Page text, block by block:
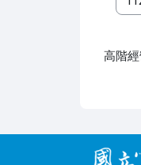
課程
高階